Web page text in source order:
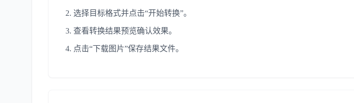
选择目标格式并点击“开始转换”。
查看转换结果预览确认效果。
点击“下载图片”保存结果文件。